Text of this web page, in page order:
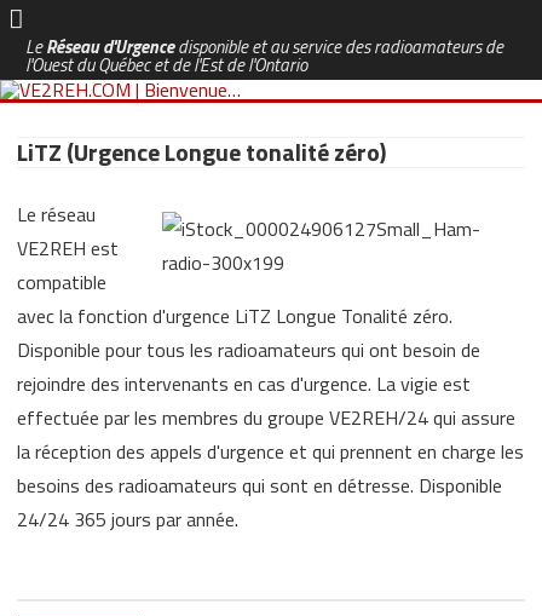
LeRéseau d'Urgencedisponible et au service des radioamateurs de
l'Ouest du Québec et de l'Est de l'Ontario
Skip
content
LiTZ (Urgence Longue tonalité zéro)
Le réseau
VE2REH est
compatible
avec la fonction d'urgence LiTZ Longue Tonalité zéro.
Disponible pour tous les radioamateurs qui ont besoin de
rejoindre des intervenants en cas d'urgence. La vigie est
effectuée par les membres du groupe VE2REH/24 qui assure
la réception des appels d'urgence et qui prennent en charge les
besoins des radioamateurs qui sont en détresse. Disponible
24/24 365 jours par année.